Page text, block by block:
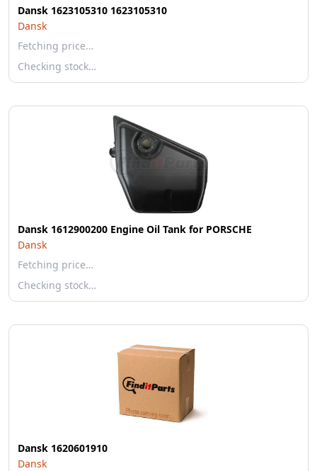
Dansk 1623105310 1623105310
Dansk
Fetching price…
Checking stock…
Dansk 1612900200 Engine Oil Tank for PORSCHE
Dansk
Fetching price…
Checking stock…
Dansk 1620601910
Dansk